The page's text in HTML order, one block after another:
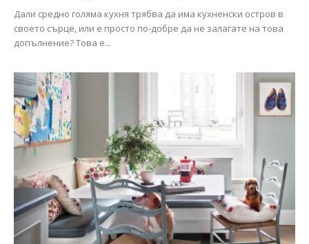
Дали средно голяма кухня трябва да има кухненски остров в
своето сърце, или е просто по-добре да не залагате на това
допълнение? Това е...